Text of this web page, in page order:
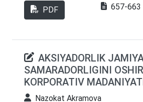
o‘rganish algoritmlarini ishlab
muhokama qilinadi. Yirik
ishlaydigan 1000 dan ortiq
mavjud. Rahbarlar Google,
Amazon, Apple, DARPA va
brendlar misol uchun, Microsoft
PDF 657-663
AKSIYADORLIK
SAMARADORLIGINI
KORPORATIV
Nazokat Akramova